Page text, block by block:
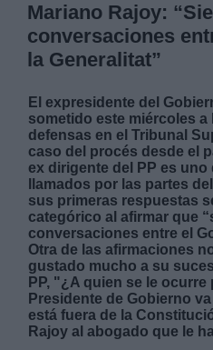
Mariano Rajoy:
conversaciones
la Generalitat”
El expresidente del
sometido este miércoles
defensas en el Tribunal
caso del procés desde el
ex dirigente del PP es uno
llamados por las partes
sus primeras respuestas
categórico al afirmar que
conversaciones entre el
Otra de las afirmaciones
gustado mucho a su
PP, "¿A quien se le ocurre
Presidente de Gobierno
está fuera de la
Rajoy al abogado que le
Derechos:
link
Información adicional
link